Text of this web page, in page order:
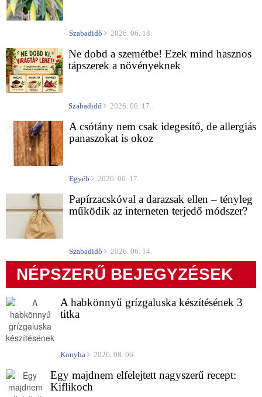
Szabadidő 2026. 06. 18.
Ne dobd a szemétbe! Ezek mind hasznos
tápszerek a növényeknek
Szabadidő 2026. 06. 17.
A csótány nem csak idegesítő, de allergiás
panaszokat is okoz
Egyéb 2026. 06. 17.
Papírzacskóval a darazsak ellen – tényleg
működik az interneten terjedő módszer?
Szabadidő 2026. 06. 14.
NÉPSZERŰ BEJEGYZÉSEK
A habkönnyű grízgaluska készítésének 3
titka
Konyha 2026. 08. 06.
Egy majdnem elfelejtett nagyszerű recept:
Kiflikoch